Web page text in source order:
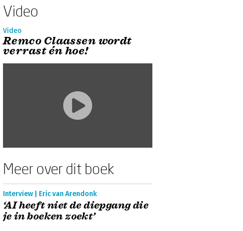
Video
Video
Remco Claassen wordt
verrast én hoe!
Meer over dit boek
Interview | Eric van Arendonk
‘AI heeft niet de diepgang die
je in boeken zoekt’